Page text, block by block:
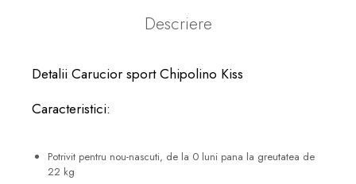
Descriere
Detalii Carucior sport Chipolino Kiss
Caracteristici:
Potrivit pentru nou-nascuti, de la 0 luni pana la greutatea de
22 kg